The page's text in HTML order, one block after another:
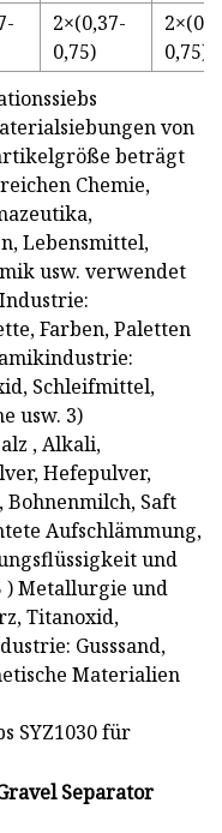
2×(0,37-
0,75)
0,75)
von
beträgt
Chemie,
Lebensmittel,
usw. verwendet
Farben, Paletten
Schleifmittel,
usw. 3)
, Alkali,
Hefepulver,
Bohnenmilch, Saft
Aufschlämmung,
und
) Metallurgie und
Titanoxid,
Gusssand,
Materialien
SYZ1030 für